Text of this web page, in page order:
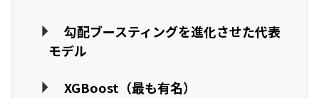
勾配ブースティングを進化させた代表
モデル
XGBoost（最も有名）